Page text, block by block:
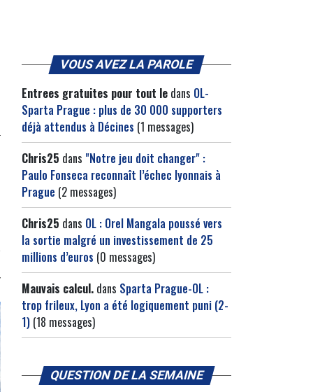
VOUS AVEZ LA PAROLE
Entrees gratuites pour tout le dans OL-
Sparta Prague : plus de 30 000 supporters
déjà attendus à Décines (1 messages)
Chris25 dans "Notre jeu doit changer" :
Paulo Fonseca reconnaît l’échec lyonnais à
Prague (2 messages)
Chris25 dans OL : Orel Mangala poussé vers
la sortie malgré un investissement de 25
millions d’euros (0 messages)
Mauvais calcul. dans Sparta Prague-OL :
trop frileux, Lyon a été logiquement puni (2-
1) (18 messages)
QUESTION DE LA SEMAINE